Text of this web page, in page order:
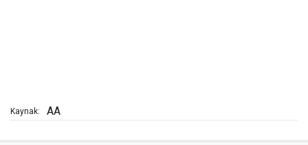
Kaynak: AA